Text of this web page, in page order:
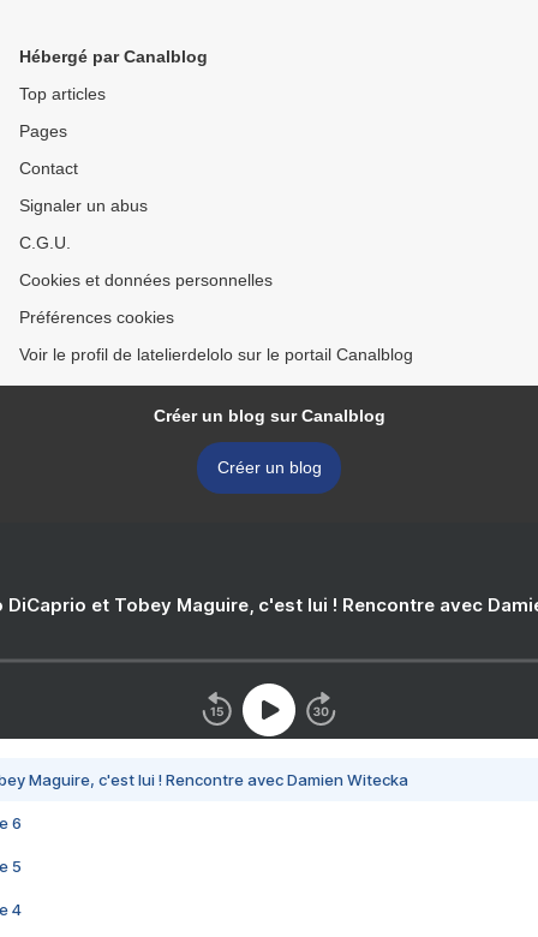
Hébergé par Canalblog
Top articles
Pages
Contact
Signaler un abus
C.G.U.
Cookies et données personnelles
Préférences cookies
Voir le profil de latelierdelolo sur le portail Canalblog
Créer un blog sur Canalblog
Créer un blog
DiCaprio et Tobey Maguire, c'est lui ! Rencontre avec
Maguire, c'est lui ! Rencontre avec Damien Witecka
6
5
4